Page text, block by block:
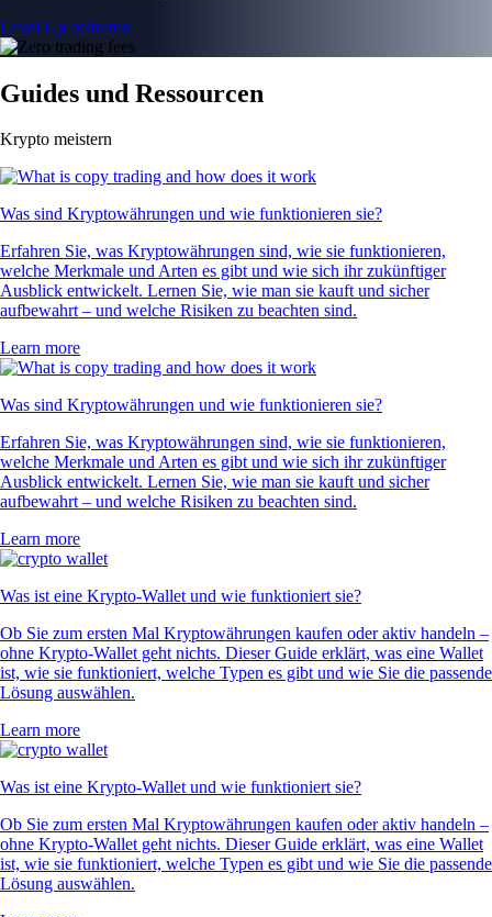
Level Up beitreten
Guides und Ressourcen
Krypto meistern
Was sind Kryptowährungen und wie funktionieren sie?
Erfahren Sie, was Kryptowährungen sind, wie sie funktionieren,
welche Merkmale und Arten es gibt und wie sich ihr zukünftiger
Ausblick entwickelt. Lernen Sie, wie man sie kauft und sicher
aufbewahrt – und welche Risiken zu beachten sind.
Learn more
Was sind Kryptowährungen und wie funktionieren sie?
Erfahren Sie, was Kryptowährungen sind, wie sie funktionieren,
welche Merkmale und Arten es gibt und wie sich ihr zukünftiger
Ausblick entwickelt. Lernen Sie, wie man sie kauft und sicher
aufbewahrt – und welche Risiken zu beachten sind.
Learn more
Was ist eine Krypto-Wallet und wie funktioniert sie?
Ob Sie zum ersten Mal Kryptowährungen kaufen oder aktiv handeln –
ohne Krypto-Wallet geht nichts. Dieser Guide erklärt, was eine Wallet
ist, wie sie funktioniert, welche Typen es gibt und wie Sie die passende
Lösung auswählen.
Learn more
Was ist eine Krypto-Wallet und wie funktioniert sie?
Ob Sie zum ersten Mal Kryptowährungen kaufen oder aktiv handeln –
ohne Krypto-Wallet geht nichts. Dieser Guide erklärt, was eine Wallet
ist, wie sie funktioniert, welche Typen es gibt und wie Sie die passende
Lösung auswählen.